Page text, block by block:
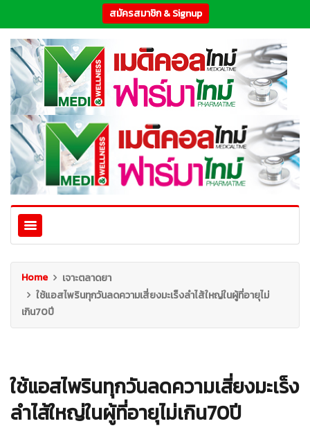
สมัครสมาชิก & Signup
Home
เจาะตลาดยา
ใช้แอสไพรินทุกวันลดความเสี่ยงมะเร็งลำไส้ใหญ่ในผู้ที่อายุไม่
เกิน70ปี
ใช้แอสไพรินทุกวันลดความเสี่ยงมะเร็ง
ลำไส้ใหญ่ในผู้ที่อายุไม่เกิน70ปี